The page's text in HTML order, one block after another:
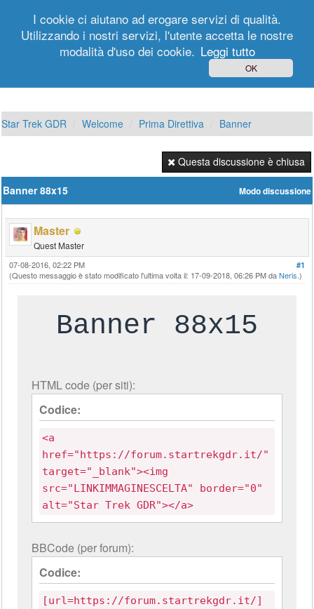
Registrati
Star Trek GDR Welcome Prima Direttiva Banner
Questa discussione è chiusa
Modo discussione
Banner 88x15
Master
Quest Master
#1
07-08-2016, 02:22 PM
(Questo messaggio è stato modificato l'ultima volta il: 17-09-2018, 06:26 PM daNeris .)
Banner 88x15
HTML code (per siti):
Codice:
<a
href="https://forum.startrekgdr.it/"
target="_blank"><img
src="LINKIMMAGINESCELTA" border="0"
alt="Star Trek GDR"></a>
BBCode (per forum):
Codice:
[url=https://forum.startrekgdr.it/]
I cookie ci aiutano ad erogare servizi di qualità.
Utilizzando i nostri servizi, l'utente accetta le nostre
modalità d'uso dei cookie. Leggi tutto
OK